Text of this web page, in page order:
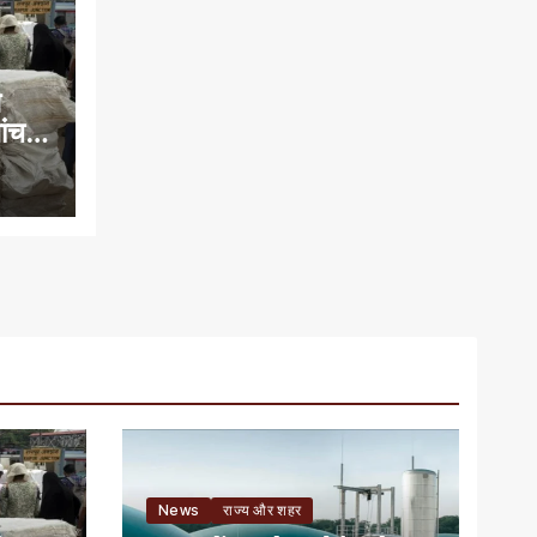
में
News राज्य और शहर